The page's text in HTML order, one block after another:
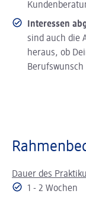
Interessen
sind auch die
heraus, ob
Berufswunsch
Dauer des
1 - 2 Wochen